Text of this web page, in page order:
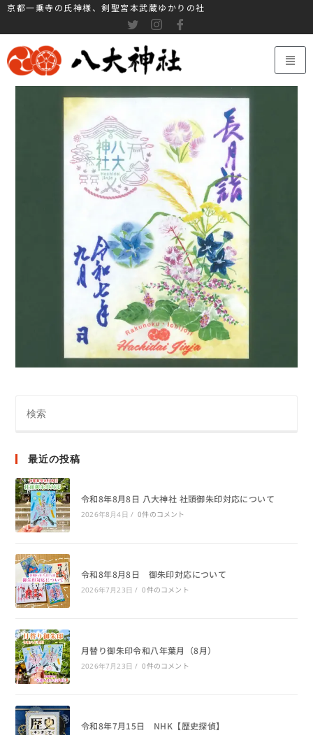
京都一乗寺の氏神様、剣聖宮本武蔵ゆかりの社
最近の投稿
令和8年8月8日 八大神社 社頭御朱印対応について
2026年8月4日 / 0件のコメント
令和8年8月8日 御朱印対応について
2026年7月23日 / 0件のコメント
月替り御朱印令和八年葉月（8月）
2026年7月23日 / 0件のコメント
令和8年7月15日 NHK【歴史探偵】